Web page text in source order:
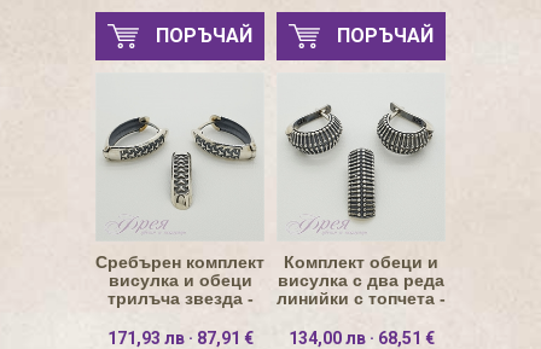
ПОРЪЧАЙ ПОРЪЧАЙ
Сребърен комплект
висулка и обеци
трилъча звезда -
171,93 лв · 87,91 €
Комплект обеци и
висулка с два реда
линийки с топчета -
134,00 лв · 68,51 €